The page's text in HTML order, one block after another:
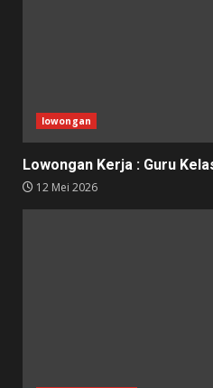
lowongan
Lowongan Kerja : Guru
12 Mei 2026